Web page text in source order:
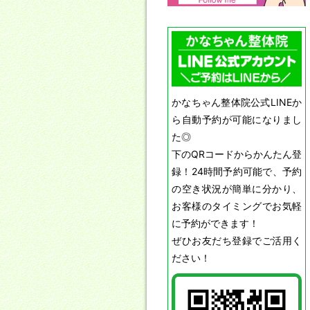
かなちゃん整体院公式LINEか
ら自動予約が可能になりまし
た◎
下のQRコードからかんたん登
録！24時間予約可能で、予約
の空き状況が簡単に分かり、
お客様のタイミングでお気軽
に予約ができます！
ぜひお友だち登録でご活用く
ださい！